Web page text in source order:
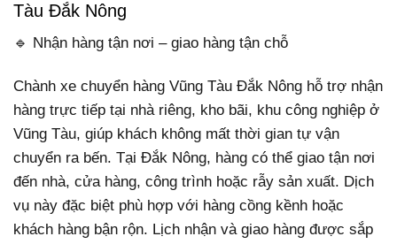
Tàu Đắk Nông
🔹 Nhận hàng tận nơi – giao hàng tận chỗ
Chành xe chuyển hàng Vũng Tàu Đắk Nông hỗ trợ nhận
hàng trực tiếp tại nhà riêng, kho bãi, khu công nghiệp ở
Vũng Tàu, giúp khách không mất thời gian tự vận
chuyển ra bến. Tại Đắk Nông, hàng có thể giao tận nơi
đến nhà, cửa hàng, công trình hoặc rẫy sản xuất. Dịch
vụ này đặc biệt phù hợp với hàng cồng kềnh hoặc
khách hàng bận rộn. Lịch nhận và giao hàng được sắp